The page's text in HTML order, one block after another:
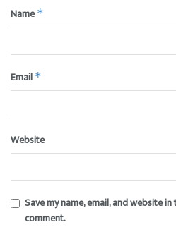
Name*
Email *
Website
Save my name, email, and website
comment.